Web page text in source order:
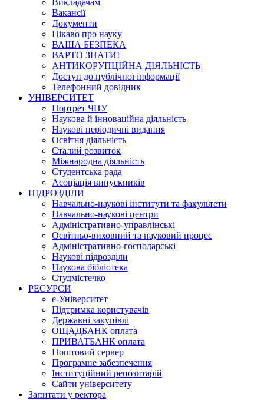
Вакансії
Документи
Цікаво про науку
ВАША БЕЗПЕКА
ВАРТО ЗНАТИ!
АНТИКОРУПЦІЙНА ДІЯЛЬНІСТЬ
Доступ до публічної інформації
Телефонний довідник
УНІВЕРСИТЕТ
Портрет ЧНУ
Наукова й інноваційна діяльність
Наукові періодичні видання
Освітня діяльність
Сталий розвиток
Міжнародна діяльність
Студентська рада
Асоціація випускників
ПІДРОЗДІЛИ
Навчально-наукові інститути та факультети
Навчально-наукові центри
Адміністративно-управлінські
Освітньо-виховний та науковий процес
Адміністративно-господарські
Наукові підрозділи
Наукова бібліотека
Студмістечко
РЕСУРСИ
е-Університет
Підтримка користувачів
Державні закупівлі
ОЩАДБАНК оплата
ПРИВАТБАНК оплата
Поштовий сервер
Програмне забезпечення
Інституційний репозитарій
Сайти університету
Запитати у ректора